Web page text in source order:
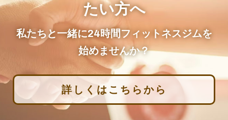
たい方へ
私たちと一緒に24時間フィットネスジムを
始めませんか？
詳しくはこちらから